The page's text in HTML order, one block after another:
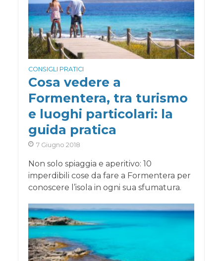
CONSIGLI PRATICI
Cosa vedere a
Formentera, tra turismo
e luoghi particolari: la
guida pratica
7 Giugno 2018
Non solo spiaggia e aperitivo: 10
imperdibili cose da fare a Formentera per
conoscere l’isola in ogni sua sfumatura.